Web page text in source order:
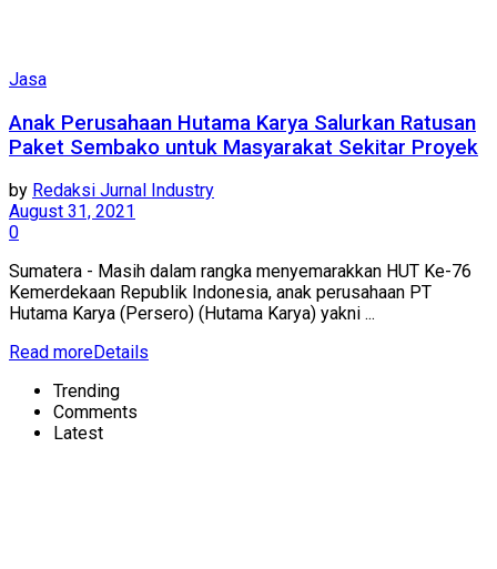
Jasa
Anak Perusahaan Hutama Karya Salurkan Ratusan
Paket Sembako untuk Masyarakat Sekitar Proyek
by Redaksi Jurnal Industry
August 31, 2021
0
Sumatera - Masih dalam rangka menyemarakkan HUT Ke-76
Kemerdekaan Republik Indonesia, anak perusahaan PT
Hutama Karya (Persero) (Hutama Karya) yakni ...
Read moreDetails
Trending
Comments
Latest